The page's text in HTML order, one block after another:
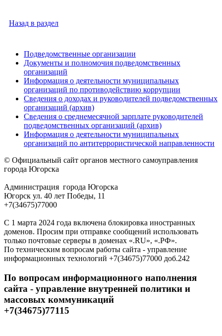
Назад в раздел
Подведомственные организации
Документы и полномочия подведомственных
организаций
Информация о деятельности муниципальных
организаций по противодействию коррупции
Сведения о доходах и руководителей подведомственных
организаций (архив)
Сведения о среднемесячной зарплате руководителей
подведомственных организаций (архив)
Информация о деятельности муниципальных
организаций по антитеррористической направленности
© Официальный сайт органов местного самоуправления
города Югорска
Администрация города Югорска
Югорск ул. 40 лет Победы, 11
+7(34675)77000
С 1 марта 2024 года включена блокировка иностранных
доменов. Просим при отправке сообщений использовать
только почтовые серверы в доменах «.RU», «.РФ».
По техническим вопросам работы сайта - управление
информационных технологий +7(34675)77000 доб.242
По вопросам информационного наполнения
сайта - управление внутренней политики и
массовых коммуникаций
+7(34675)77115